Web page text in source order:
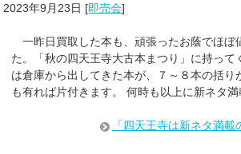
2023年9月23日 [即売会]
一昨日買取した本も、頑張ったお蔭でほぼ
た。「秋の四天王寺大古本まつり」に持って
は倉庫から出してきた本が、７～８本の括り
も有れば片付きます。 何時も以上に新ネタ満
「四天王寺は新ネタ満